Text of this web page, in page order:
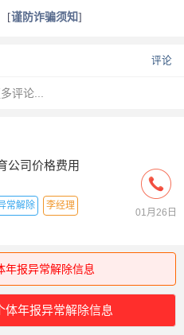
[谨防诈骗须知]
评论
评论...
公司价格费用
常解除
李经理
01月26日
年报异常解除信息
体年报异常解除信息